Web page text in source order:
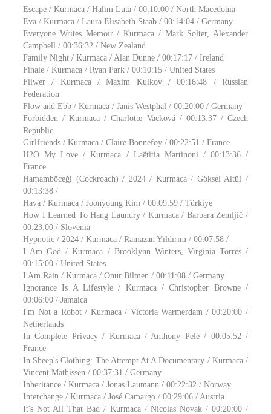
Escape / Kurmaca / Halim Luta / 00:10:00 / North Macedonia
Eva / Kurmaca / Laura Elisabeth Staab / 00:14:04 / Germany
Everyone Writes Memoir / Kurmaca / Mark Solter, Alexander
Campbell / 00:36:32 / New Zealand
Family Night / Kurmaca / Alan Dunne / 00:17:17 / Ireland
Finale / Kurmaca / Ryan Park / 00:10:15 / United States
Fliwer / Kurmaca / Maxim Kulkov / 00:16:48 / Russian
Federation
Flow and Ebb / Kurmaca / Janis Westphal / 00:20:00 / Germany
Forbidden / Kurmaca / Charlotte Vacková / 00:13:37 / Czech
Republic
Girlfriends / Kurmaca / Claire Bonnefoy / 00:22:51 / France
H2O My Love / Kurmaca / Laëtitia Martinoni / 00:13:36 /
France
Hamamböceği (Cockroach) / 2024 / Kurmaca / Göksel Altül /
00:13:38 /
Hava / Kurmaca / Joonyoung Kim / 00:09:59 / Türkiye
How I Learned To Hang Laundry / Kurmaca / Barbara Zemljič /
00:23:00 / Slovenia
Hypnotic / 2024 / Kurmaca / Ramazan Yıldırım / 00:07:58 /
I Am God / Kurmaca / Brooklynn Winters, Virginia Torres /
00:15:00 / United States
I Am Rain / Kurmaca / Onur Bilmen / 00:11:08 / Germany
Ignorance Is A Lifestyle / Kurmaca / Christopher Browne /
00:06:00 / Jamaica
I'm Not a Robot / Kurmaca / Victoria Warmerdam / 00:20:00 /
Netherlands
In Complete Privacy / Kurmaca / Anthony Pelé / 00:05:52 /
France
In Sheep's Clothing: The Attempt At A Documentary / Kurmaca /
Vincent Mathissen / 00:37:31 / Germany
Inheritance / Kurmaca / Jonas Laumann / 00:22:32 / Norway
Interchange / Kurmaca / José Camargo / 00:29:06 / Austria
It's Not All That Bad / Kurmaca / Nicolas Novak / 00:20:00 /